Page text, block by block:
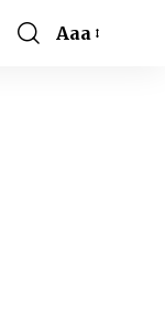
Font
Aaa